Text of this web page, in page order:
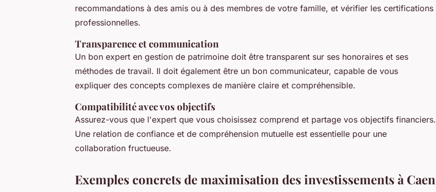
recommandations à des amis ou à des membres de votre famille, et vérifier les certifications
professionnelles.
Transparence et communication
Un bon expert en gestion de patrimoine doit être transparent sur ses honoraires et ses
méthodes de travail. Il doit également être un bon communicateur, capable de vous
expliquer des concepts complexes de manière claire et compréhensible.
Compatibilité avec vos objectifs
Assurez-vous que l'expert que vous choisissez comprend et partage vos objectifs financiers.
Une relation de confiance et de compréhension mutuelle est essentielle pour une
collaboration fructueuse.
Exemples concrets de maximisation des investissements à Caen